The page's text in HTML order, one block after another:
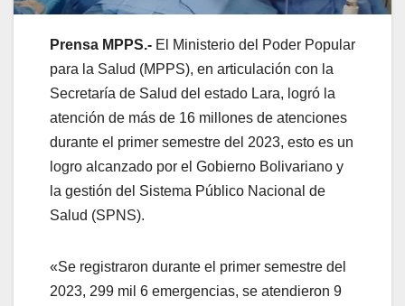
Prensa MPPS.- El Ministerio del Poder Popular
para la Salud (MPPS), en articulación con la
Secretaría de Salud del estado Lara, logró la
atención de más de 16 millones de atenciones
durante el primer semestre del 2023, esto es un
logro alcanzado por el Gobierno Bolivariano y
la gestión del Sistema Público Nacional de
Salud (SPNS).
«Se registraron durante el primer semestre del
2023, 299 mil 6 emergencias, se atendieron 9